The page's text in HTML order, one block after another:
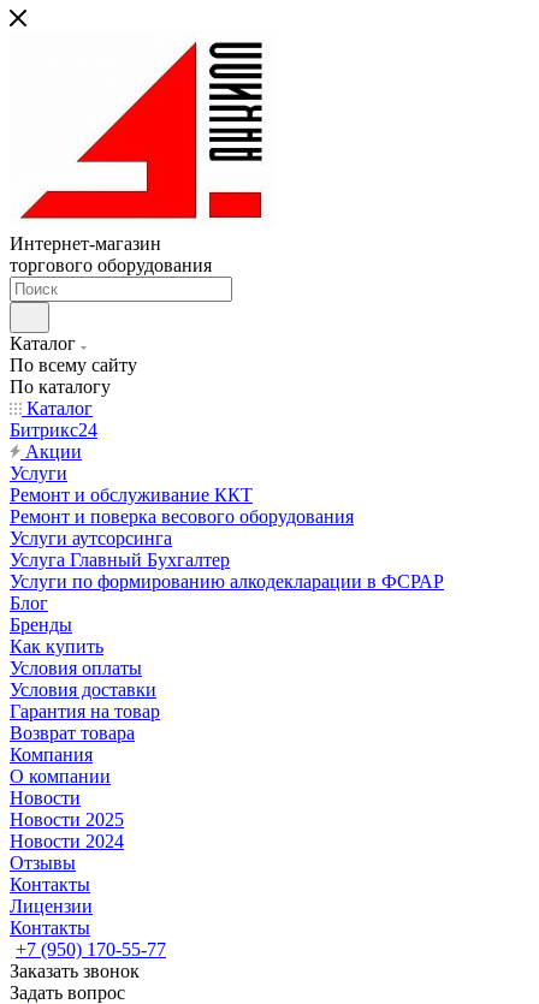
Интернет-магазин
торгового оборудования
Каталог
По всему сайту
По каталогу
Каталог
Битрикс24
Акции
Услуги
Ремонт и обслуживание ККТ
Ремонт и поверка весового оборудования
Услуги аутсорсинга
Услуга Главный Бухгалтер
Услуги по формированию алкодекларации в ФСРАР
Блог
Бренды
Как купить
Условия оплаты
Условия доставки
Гарантия на товар
Возврат товара
Компания
О компании
Новости
Новости 2025
Новости 2024
Отзывы
Контакты
Лицензии
Контакты
+7 (950) 170-55-77
Заказать звонок
Задать вопрос